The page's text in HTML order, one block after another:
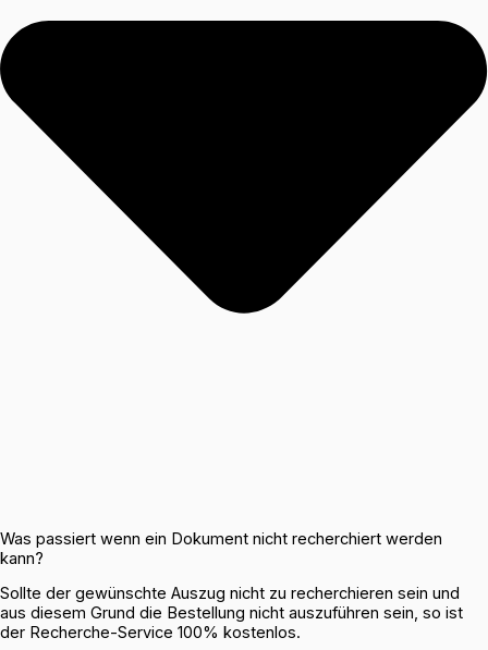
Was passiert wenn ein Dokument nicht recherchiert werden
kann?
Sollte der gewünschte Auszug nicht zu recherchieren sein und
aus diesem Grund die Bestellung nicht auszuführen sein, so ist
der Recherche-Service 100% kostenlos.